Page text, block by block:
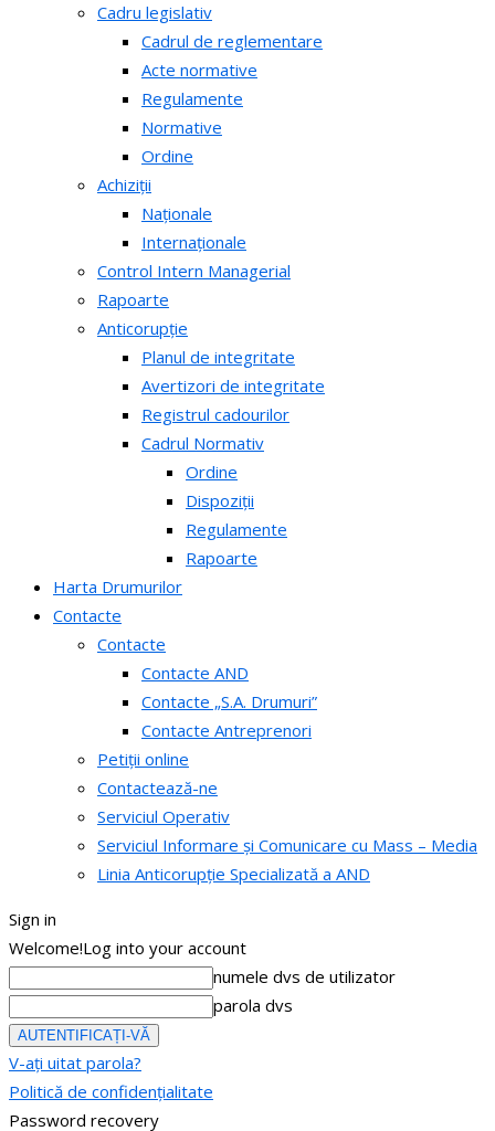
Cadru legislativ
Cadrul de reglementare
Acte normative
Regulamente
Normative
Ordine
Achiziții
Naționale
Internaționale
Control Intern Managerial
Rapoarte
Anticorupție
Planul de integritate
Avertizori de integritate
Registrul cadourilor
Cadrul Normativ
Ordine
Dispoziții
Regulamente
Rapoarte
Harta Drumurilor
Contacte
Contacte
Contacte AND
Contacte „S.A. Drumuri”
Contacte Antreprenori
Petiții online
Contactează-ne
Serviciul Operativ
Serviciul Informare și Comunicare cu Mass – Media
Linia Anticorupție Specializată a AND
Sign in
Welcome!Log into your account
numele dvs de utilizator
parola dvs
V-ați uitat parola?
Politică de confidențialitate
Password recovery